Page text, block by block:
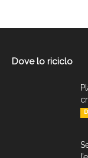
Dove lo riciclo